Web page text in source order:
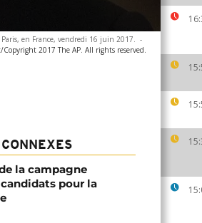
Paris, en France, vendredi 16 juin 2017. -
Copyright 2017 The AP. All rights reserved.
la campagne
pour la